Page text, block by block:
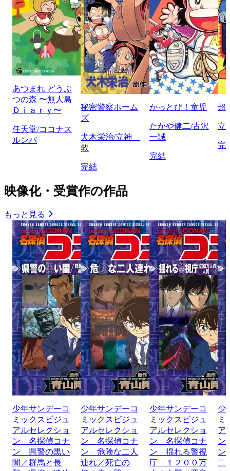
あつまれ どうぶ
つの森 〜無人島
Ｄｉａｒｙ〜
任天堂/ココナス
ルンバ
秘密警察ホーム
ズ
犬木栄治/立神
敦
完結
かっとび！童児
たかや健二/古沢
一誠
完結
超
立
完
映像化・受賞作の作品
もっと見る
少年サンデーコ
ミックスビジュ
アルセレクショ
ン 名探偵コナ
ン 県警の黒い
闇／群馬と長
少年サンデーコ
ミックスビジュ
アルセレクショ
ン 名探偵コナ
ン 危険な二人
連れ／死亡の
少年サンデーコ
ミックスビジュ
アルセレクショ
ン 名探偵コナ
ン 揺れる警視
庁 １２００万
少
ミ
ア
ン
ン
二